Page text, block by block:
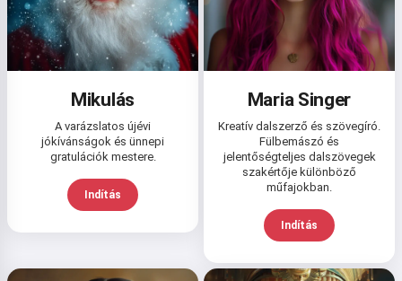
Mikulás
A varázslatos újévi
jókívánságok és ünnepi
gratulációk mestere.
Indítás
Maria Singer
Kreatív dalszerző és szövegíró.
Fülbemászó és
jelentőségteljes dalszövegek
szakértője különböző
műfajokban.
Indítás
Tudok dalokat készíteni, verseket
és köszöntőket írni 🥰